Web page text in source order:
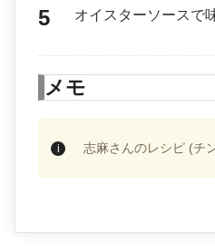
オイスターソースで
メモ
志麻さんのレシピ (チ